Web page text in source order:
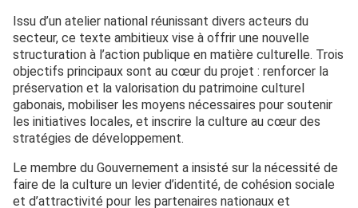
Issu d’un atelier national réunissant divers acteurs du
secteur, ce texte ambitieux vise à offrir une nouvelle
structuration à l’action publique en matière culturelle. Trois
objectifs principaux sont au cœur du projet : renforcer la
préservation et la valorisation du patrimoine culturel
gabonais, mobiliser les moyens nécessaires pour soutenir
les initiatives locales, et inscrire la culture au cœur des
stratégies de développement.
Le membre du Gouvernement a insisté sur la nécessité de
faire de la culture un levier d’identité, de cohésion sociale
et d’attractivité pour les partenaires nationaux et